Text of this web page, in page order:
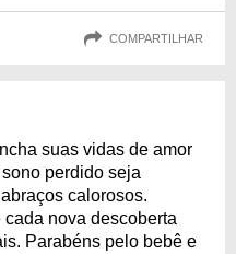
COMPARTILHAR
suas vidas de amor
perdido seja
calorosos.
nova descoberta
Parabéns pelo bebê e